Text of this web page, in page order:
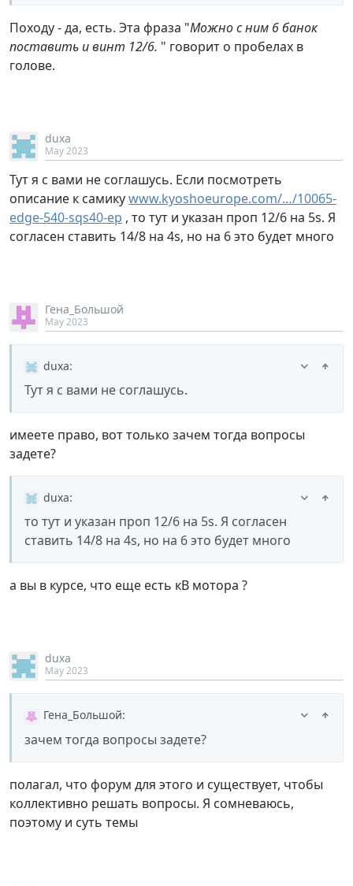
Походу - да, есть. Эта фраза "Можно с ним 6 банок
поставить и винт 12/6. " говорит о пробелах в
голове.
duxa
May 2023
Тут я с вами не соглашусь. Если посмотреть
описание к самикуwww.kyoshoeurope.com/…/10065-
edge-540-sqs40-ep , то тут и указан проп 12/6 на 5s. Я
согласен ставить 14/8 на 4s, но на 6 это будет много
Гена_Большой
May 2023
duxa:
Тут я с вами не соглашусь.
имеете право, вот только зачем тогда вопросы
задете?
duxa:
то тут и указан проп 12/6 на 5s. Я согласен
ставить 14/8 на 4s, но на 6 это будет много
а вы в курсе, что еще есть кВ мотора ?
duxa
May 2023
Гена_Большой:
зачем тогда вопросы задете?
полагал, что форум для этого и существует, чтобы
коллективно решать вопросы. Я сомневаюсь,
поэтому и суть темы